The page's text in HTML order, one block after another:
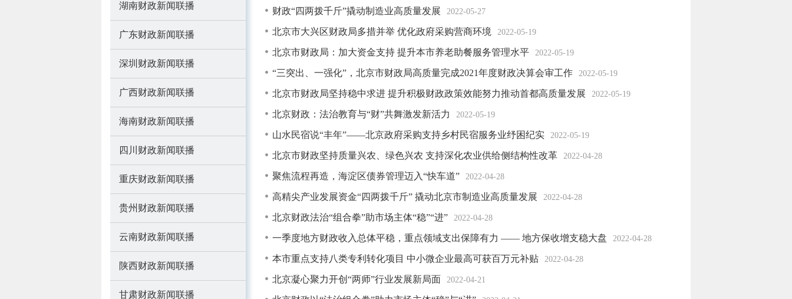
湖南财政新闻联播
广东财政新闻联播
深圳财政新闻联播
广西财政新闻联播
海南财政新闻联播
四川财政新闻联播
重庆财政新闻联播
贵州财政新闻联播
云南财政新闻联播
陕西财政新闻联播
甘肃财政新闻联播
财政“四两拨千斤”撬动制造业高质量发展 2022-05-27
北京市大兴区财政局多措并举 优化政府采购营商环境 2022-05-19
北京市财政局：加大资金支持 提升本市养老助餐服务管理水平 2022-05-19
“三突出、一强化”，北京市财政局高质量完成2021年度财政决算会审工作 2022-05-19
北京市财政局坚持稳中求进 提升积极财政政策效能努力推动首都高质量发展 2022-05-19
北京财政：法治教育与“财”共舞激发新活力 2022-05-19
山水民宿说“丰年”——北京政府采购支持乡村民宿服务业纾困纪实 2022-05-19
北京市财政坚持质量兴农、绿色兴农 支持深化农业供给侧结构性改革 2022-04-28
聚焦流程再造，海淀区债券管理迈入“快车道” 2022-04-28
高精尖产业发展资金“四两拨千斤” 撬动北京市制造业高质量发展 2022-04-28
北京财政法治“组合拳”助市场主体“稳”“进” 2022-04-28
一季度地方财政收入总体平稳，重点领域支出保障有力 —— 地方保收增支稳大盘 2022-04-28
本市重点支持八类专利转化项目 中小微企业最高可获百万元补贴 2022-04-28
北京凝心聚力开创“两师”行业发展新局面 2022-04-21